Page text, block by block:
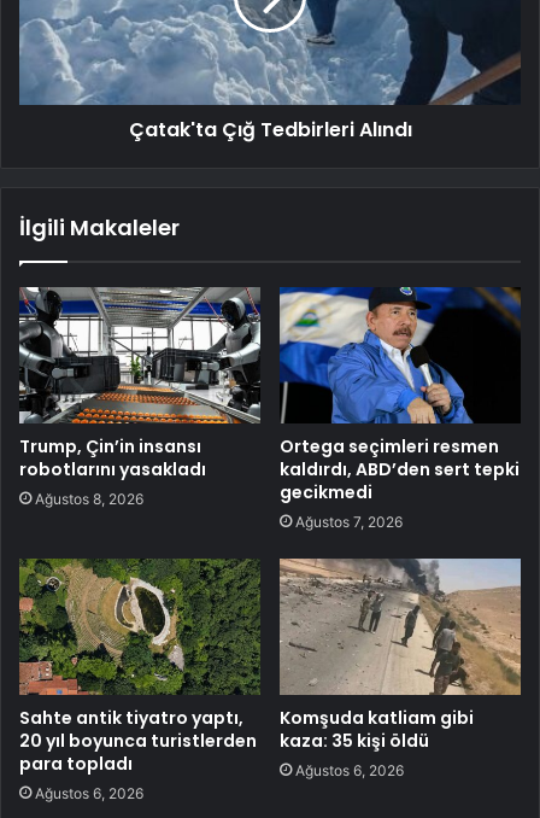
Çatak'ta Çığ Tedbirleri Alındı
İlgili Makaleler
Trump, Çin’in insansı
robotlarını yasakladı
Ağustos 8, 2026
Ortega seçimleri resmen
kaldırdı, ABD’den sert tepki
gecikmedi
Ağustos 7, 2026
Sahte antik tiyatro yaptı,
20 yıl boyunca turistlerden
para topladı
Ağustos 6, 2026
Komşuda katliam gibi
kaza: 35 kişi öldü
Ağustos 6, 2026